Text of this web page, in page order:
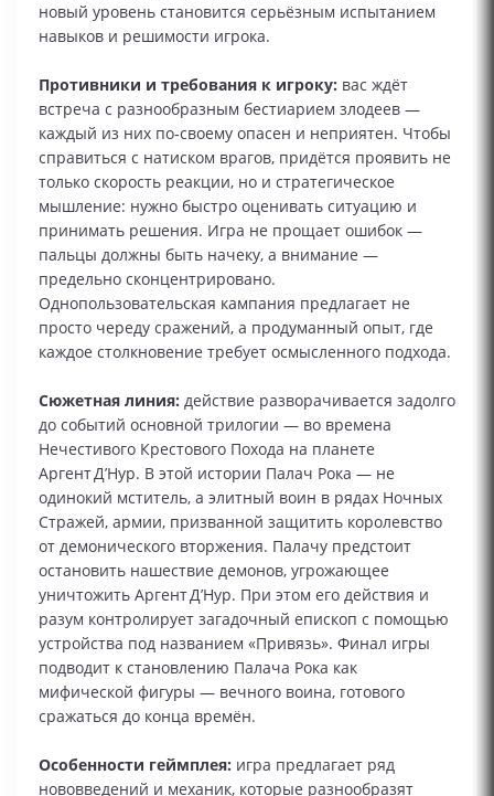
новый уровень становится серьёзным испытанием
навыков и решимости игрока.
Противники и требования к игроку: вас ждёт
встреча с разнообразным бестиарием злодеев —
каждый из них по‑своему опасен и неприятен. Чтобы
справиться с натиском врагов, придётся проявить не
только скорость реакции, но и стратегическое
мышление: нужно быстро оценивать ситуацию и
принимать решения. Игра не прощает ошибок —
пальцы должны быть начеку, а внимание —
предельно сконцентрировано.
Однопользовательская кампания предлагает не
просто череду сражений, а продуманный опыт, где
каждое столкновение требует осмысленного подхода.
Сюжетная линия: действие разворачивается задолго
до событий основной трилогии — во времена
Нечестивого Крестового Похода на планете
Аргент Д’Нур. В этой истории Палач Рока — не
одинокий мститель, а элитный воин в рядах Ночных
Стражей, армии, призванной защитить королевство
от демонического вторжения. Палачу предстоит
остановить нашествие демонов, угрожающее
уничтожить Аргент Д’Нур. При этом его действия и
разум контролирует загадочный епископ с помощью
устройства под названием «Привязь». Финал игры
подводит к становлению Палача Рока как
мифической фигуры — вечного воина, готового
сражаться до конца времён.
Особенности геймплея: игра предлагает ряд
нововведений и механик, которые разнообразят